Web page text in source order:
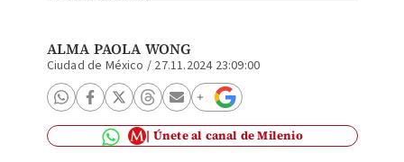
ALMA PAOLA WONG
Ciudad de México / 27.11.2024 23:09:00
Únete al canal de Milenio